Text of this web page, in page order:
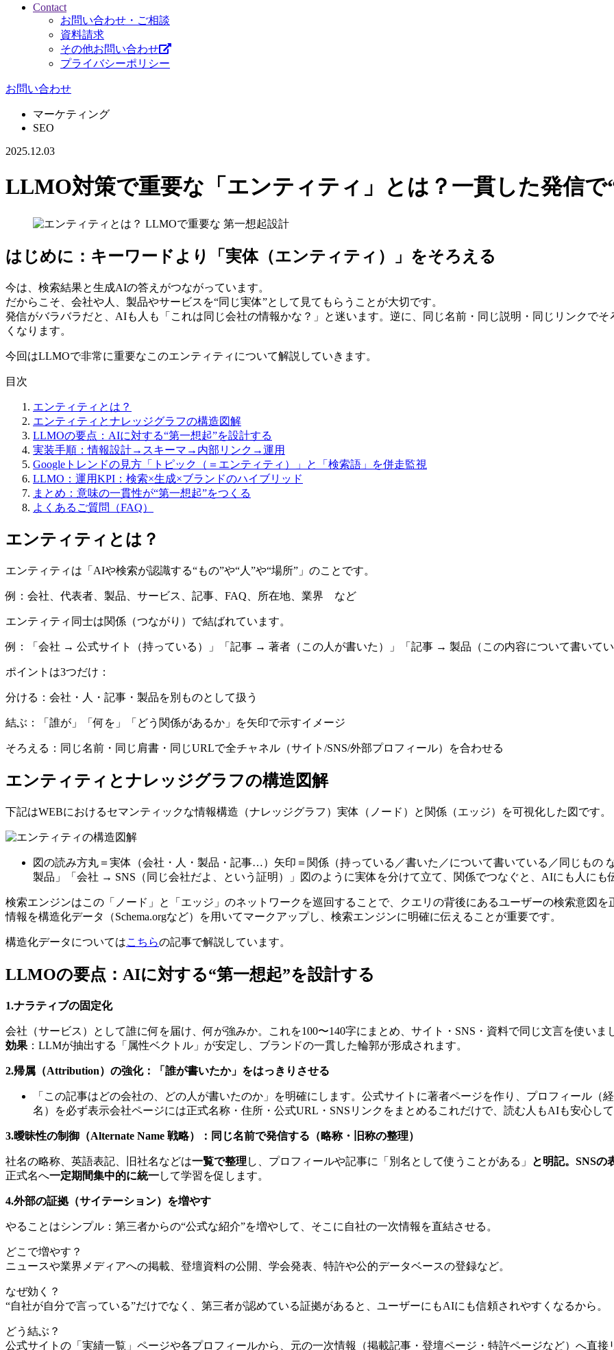
Contact
お問い合わせ・ご相談
資料請求
その他お問い合わせ
プライバシーポリシー
お問い合わせ
マーケティング
SEO
2025.12.03
LLMO対策で重要な「エンティティ」とは？一貫した発信で
はじめに：キーワードより「実体（エンティティ）」をそろえる
今は、検索結果と生成AIの答えがつながっています。
だからこそ、会社や人、製品やサービスを“同じ実体”として見てもらうことが大切です。
発信がバラバラだと、AIも人も「これは同じ会社の情報かな？」と迷います。逆に、同じ名前・同じ説明・同じリンクで
くなります。
今回はLLMOで非常に重要なこのエンティティについて解説していきます。
目次
エンティティとは？
エンティティとナレッジグラフの構造図解
LLMOの要点：AIに対する“第一想起”を設計する
実装手順：情報設計→スキーマ→内部リンク→運用
Googleトレンドの見方「トピック（＝エンティティ）」と「検索語」を併走監視
LLMO：運用KPI：検索×生成×ブランドのハイブリッド
まとめ：意味の一貫性が“第一想起”をつくる
よくあるご質問（FAQ）
エンティティとは？
エンティティは「AIや検索が認識する“もの”や“人”や“場所”」のことです。
例：会社、代表者、製品、サービス、記事、FAQ、所在地、業界 など
エンティティ同士は関係（つながり）で結ばれています。
例：「会社 → 公式サイト（持っている）」「記事 → 著者（この人が書いた）」「記事 → 製品（この内容について書いて
ポイントは3つだけ：
分ける：会社・人・記事・製品を別ものとして扱う
結ぶ：「誰が」「何を」「どう関係があるか」を矢印で示すイメージ
そろえる：同じ名前・同じ肩書・同じURLで全チャネル（サイト/SNS/外部プロフィール）を合わせる
エンティティとナレッジグラフの構造図解
下記はWEBにおけるセマンティックな情報構造（ナレッジグラフ）実体（ノード）と関係（エッジ）を可視化した図です。
図の読み方丸＝実体（会社・人・製品・記事…）矢印＝関係（持っている／書いた／について書いている／同じも
製品」「会社 → SNS（同じ会社だよ、という証明）」図のように実体を分けて立て、関係でつなぐと、AIにも人にも
検索エンジンはこの「ノード」と「エッジ」のネットワークを巡回することで、クエリの背後にあるユーザーの検索意図
情報を構造化データ（Schema.orgなど）を用いてマークアップし、検索エンジンに明確に伝えることが重要です。
構造化データについてはこちらの記事で解説しています。
LLMOの要点：AIに対する“第一想起”を設計する
1.ナラティブの固定化
会社（サービス）として誰に何を届け、何が強みか。これを100〜140字にまとめ、サイト・SNS・資料で同じ文言を使いま
効果 ：LLMが抽出する「属性ベクトル」が安定し、ブランドの一貫した輪郭が形成されます。
2.帰属（Attribution）の強化：「誰が書いたか」をはっきりさせる
「この記事はどの会社の、どの人が書いたのか」を明確にします。公式サイトに著者ページを作り、プロフィール
名）を必ず表示会社ページには正式名称・住所・公式URL・SNSリンクをまとめるこれだけで、読む人もAIも安心し
3.曖昧性の制御（Alternate Name 戦略）：同じ名前で発信する（略称・旧称の整理）
社名の略称、英語表記、旧社名などは一覧で整理 し、プロフィールや記事に「別名として使うことがある」
と明記。SNSの
正式名へ一定期間集中的に統一して学習を促します。
4.外部の証拠（サイテーション）を増やす
やることはシンプル：第三者からの“公式な紹介”を増やして、そこに自社の一次情報を直結させる。
どこで増やす？
ニュースや業界メディアへの掲載、登壇資料の公開、学会発表、特許や公的データベースの登録など。
なぜ効く？
“自社が自分で言っている”だけでなく、第三者が認めている証拠があると、ユーザーにもAIにも信頼されやすくなるから。
どう結ぶ？
公式サイトの「実績一覧」ページや各プロフィールから、元の一次情報（掲載記事・登壇ページ・特許ページなど）へ直接